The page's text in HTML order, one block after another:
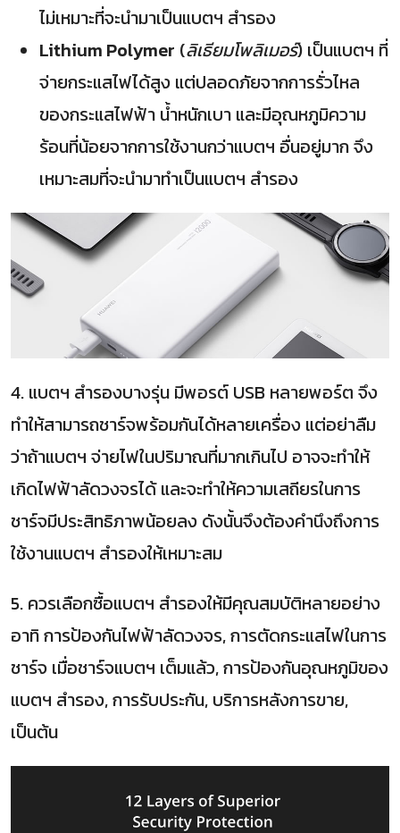
ไม่เหมาะที่จะนำมาเป็นแบตฯ สำรอง
Lithium Polymer (ลิเธียมโพลิเมอร์) เป็นแบตฯ ที่
จ่ายกระแสไฟได้สูง แต่ปลอดภัยจากการรั่วไหล
ของกระแสไฟฟ้า นํ้าหนักเบา และมีอุณหภูมิความ
ร้อนที่น้อยจากการใช้งานกว่าแบตฯ อื่นอยู่มาก จึง
เหมาะสมที่จะนำมาทำเป็นแบตฯ สำรอง
4. แบตฯ สำรองบางรุ่น มีพอรต์ USB หลายพอร์ต จึง
ทำให้สามารถชาร์จพร้อมกันได้หลายเครื่อง แต่อย่าลืม
ว่าถ้าแบตฯ จ่ายไฟในปริมาณที่มากเกินไป อาจจะทำให้
เกิดไฟฟ้าลัดวงจรได้ และจะทำให้ความเสถียรในการ
ชาร์จมีประสิทธิภาพน้อยลง ดังนั้นจึงต้องคำนึงถึงการ
ใช้งานแบตฯ สำรองให้เหมาะสม
5. ควรเลือกซื้อแบตฯ สำรองให้มีคุณสมบัติหลายอย่าง
อาทิ การป้องกันไฟฟ้าลัดวงจร, การตัดกระแสไฟในการ
ชาร์จ เมื่อชาร์จแบตฯ เต็มแล้ว, การป้องกันอุณหภูมิของ
แบตฯ สำรอง, การรับประกัน, บริการหลังการขาย,
เป็นต้น